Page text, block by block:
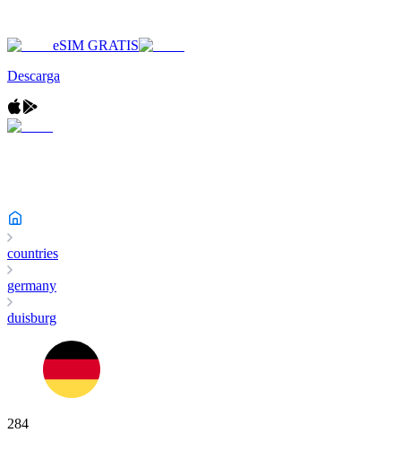
eSIM GRATIS
Descarga
countries
germany
duisburg
284